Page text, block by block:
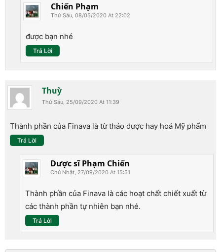
Chiến Phạm
Thứ Sáu, 08/05/2020 At 22:02
được bạn nhé
Trả Lời
Thuỳ
Thứ Sáu, 25/09/2020 At 11:39
Thành phần của Finava là từ thảo dược hay hoá Mỹ phẩm
Trả Lời
Dược sĩ Phạm Chiến
Chủ Nhật, 27/09/2020 At 15:51
Thành phần của Finava là các hoạt chất chiết xuất từ
các thành phần tự nhiên bạn nhé.
Trả Lời